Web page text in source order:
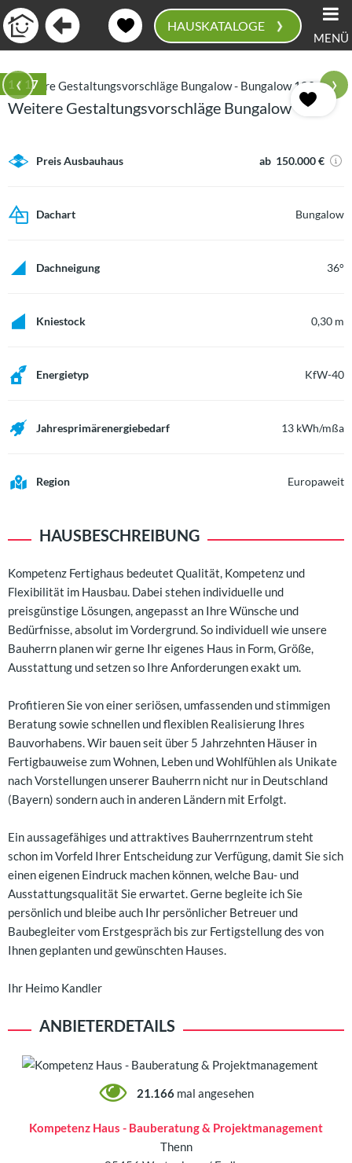
HAUSKATALOGE › MENÜ
1 / 17
‹ ›
Weitere Gestaltungsvorschläge Bungalow
Preis Ausbauhaus ab 150.000 €
Dachart Bungalow
Dachneigung 36°
Kniestock 0,30 m
Energietyp KfW-40
Jahresprimärenergiebedarf 13 kWh/mßa
Region Europaweit
HAUSBESCHREIBUNG
Kompetenz Fertighaus bedeutet Qualität, Kompetenz und
Flexibilität im Hausbau. Dabei stehen individuelle und
preisgünstige Lösungen, angepasst an Ihre Wünsche und
Bedürfnisse, absolut im Vordergrund. So individuell wie unsere
Bauherrn planen wir gerne Ihr eigenes Haus in Form, Größe,
Ausstattung und setzen so Ihre Anforderungen exakt um.
Profitieren Sie von einer seriösen, umfassenden und stimmigen
Beratung sowie schnellen und flexiblen Realisierung Ihres
Bauvorhabens. Wir bauen seit über 5 Jahrzehnten Häuser in
Fertigbauweise zum Wohnen, Leben und Wohlfühlen als Unikate
nach Vorstellungen unserer Bauherrn nicht nur in Deutschland
(Bayern) sondern auch in anderen Ländern mit Erfolgt.
Ein aussagefähiges und attraktives Bauherrnzentrum steht
schon im Vorfeld Ihrer Entscheidung zur Verfügung, damit Sie sich
einen eigenen Eindruck machen können, welche Bau- und
Ausstattungsqualität Sie erwartet. Gerne begleite ich Sie
persönlich und bleibe auch Ihr persönlicher Betreuer und
Baubegleiter vom Erstgespräch bis zur Fertigstellung des von
Ihnen geplanten und gewünschten Hauses.
Ihr Heimo Kandler
ANBIETERDETAILS
21.166mal angesehen
Kompetenz Haus - Bauberatung & Projektmanagement
Thenn